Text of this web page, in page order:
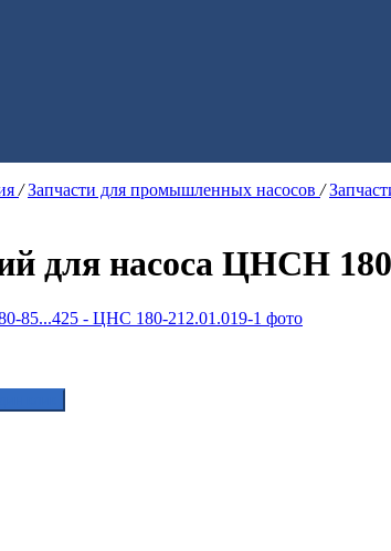
/ Запчасти для промышленных насосов /
для насоса ЦНСН